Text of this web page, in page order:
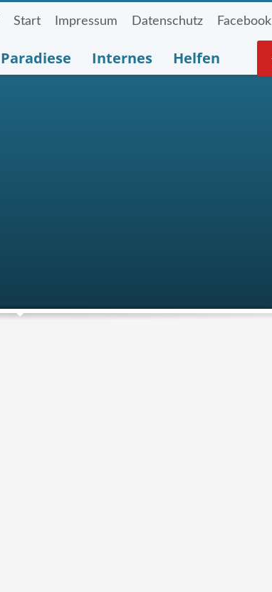
Start Impressum Datenschutz Facebook
Paradiese Internes Helfen